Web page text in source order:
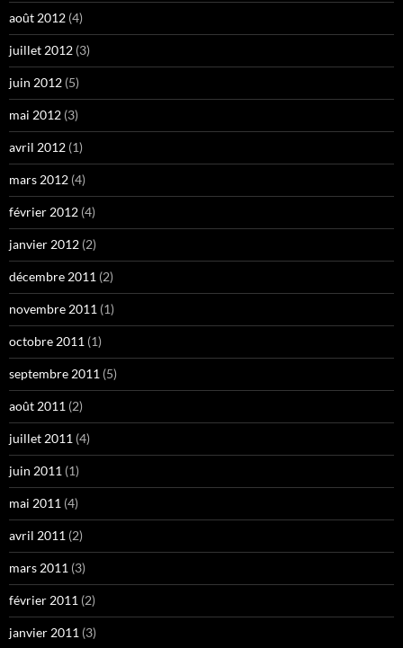
août 2012 (4)
juillet 2012 (3)
juin 2012 (5)
mai 2012 (3)
avril 2012 (1)
mars 2012 (4)
février 2012 (4)
janvier 2012 (2)
décembre 2011 (2)
novembre 2011 (1)
octobre 2011 (1)
septembre 2011 (5)
août 2011 (2)
juillet 2011 (4)
juin 2011 (1)
mai 2011 (4)
avril 2011 (2)
mars 2011 (3)
février 2011 (2)
janvier 2011 (3)